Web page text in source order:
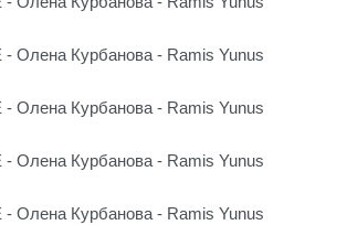
- Олена Курбанова - Ramis Yunus
- Олена Курбанова - Ramis Yunus
- Олена Курбанова - Ramis Yunus
- Олена Курбанова - Ramis Yunus